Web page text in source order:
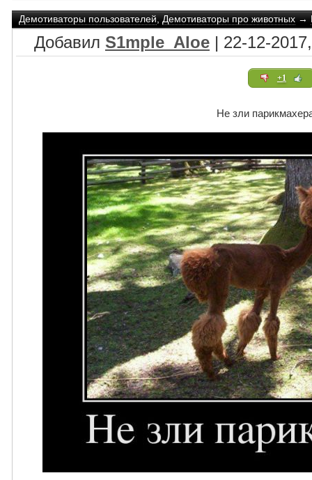
Демотиваторы пользователей,Демотиваторы про животных→
Добавил S1mple_Aloe | 22-12-
+1
Не зли